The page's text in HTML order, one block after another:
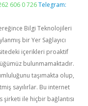
606 0 726 Telegram:
Bilgi Teknolojileri
bir Yer Sağlayıcı
içerikleri proaktif
bulunmamaktadır.
taşımakta olup,
sayılırlar. Bu internet
şirketi ile hiçbir bağlantısı